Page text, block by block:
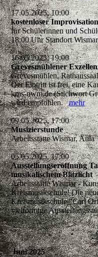
17.05.2025, 10:00
kostenloser
für Schülerinnen und
18:00 Uhr Standort
16.05.2025, 19:00
Grevesmühlener
Grevesmühlen,
Der Eintritt ist frei, eine
kms-nwm.de (Stichwort
wird empfohlen.mehr
09.05.2025, 17:00
Musizierstunde
Arbeitsstätte Wismar,
05.05.2025, 17:00
Ausstellungseröffnung
musikalischem Blitzlicht
Arbeitsstätte Wismar -
Kreismusikschule! Die
Kreismusikschule "Carl
vielförmige
Juni 2025